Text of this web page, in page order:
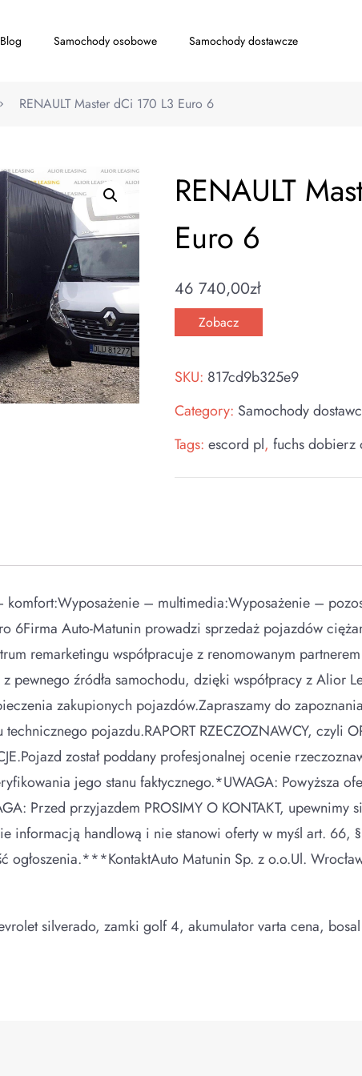
Blog Samochody osobowe Samochody dostawcze
RENAULT Master dCi 170 L3 Euro 6
RENAULT
Euro 6
46 740,00zł
Zobacz
SKU: 817cd9b325e9
Category: Samochody
Tags:escord pl,fuchs dobierz
– multimedia:Wyposażenie –
6Firma Auto-Matunin prowadzi sprzedaż pojazdów
remarketingu współpracuje z renomowanym
pewnego źródła samochodu, dzięki współpracy z Alior
zakupionych pojazdów.Zapraszamy do
pojazdu.RAPORT RZECZOZNAWCY, czyli
został poddany profesjonalnej ocenie
jego stanu faktycznego.*UWAGA: Powyższa
Przed przyjazdem PROSIMY O KONTAKT, upewnimy
handlową i nie stanowi oferty w myśl art. 66,
ogłoszenia.***KontaktAuto Matunin Sp. z o.o.Ul.
silverado, zamki golf 4, akumulator varta cena,